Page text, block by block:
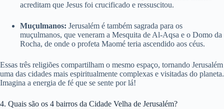
acreditam que Jesus foi crucificado e ressuscitou.
Muçulmanos: Jerusalém é também sagrada para os
muçulmanos, que veneram a Mesquita de Al-Aqsa e o Domo da
Rocha, de onde o profeta Maomé teria ascendido aos céus.
Essas três religiões compartilham o mesmo espaço, tornando Jerusalém
uma das cidades mais espiritualmente complexas e visitadas do planeta.
Imagina a energia de fé que se sente por lá!
4. Quais são os 4 bairros da Cidade Velha de Jerusalém?